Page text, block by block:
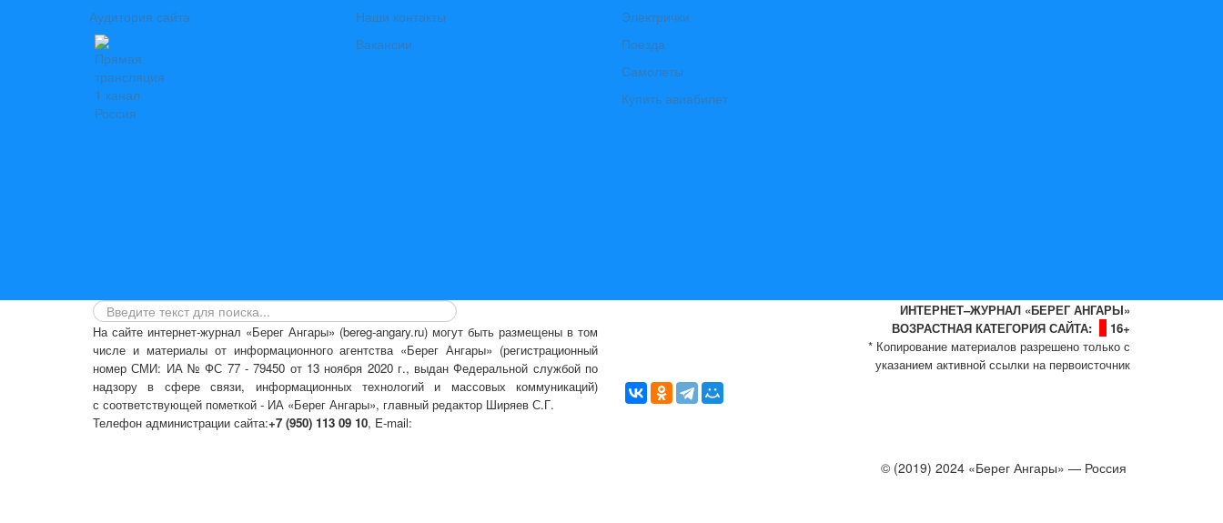
Аудитория сайта
Наши контакты
Вакансии
Электрички
Поезда
Самолеты
Купить авиабилет
На сайте интернет-журнал «Берег Ангары» (bereg-angary.ru) могут быть размещены в том
числе и материалы от информационного агентства «Берег Ангары» (регистрационный
номер СМИ: ИА № ФС 77 - 79450 от 13 ноября 2020 г., выдан Федеральной службой по
надзору в сфере связи, информационных технологий и массовых коммуникаций)
с соответствующей пометкой - ИА «Берег Ангары», главный редактор Ширяев С.Г.
Телефон администрации сайта:+7 (950) 113 09 10, E-mail:
ИНТЕРНЕТ–ЖУРНАЛ «БЕРЕГ АНГАРЫ»
ВОЗРАСТНАЯ КАТЕГОРИЯ САЙТА:
16+
* Копирование материалов разрешено только с
указанием активной ссылки на первоисточник
© (2019) 2024 «Берег Ангары» — Россия